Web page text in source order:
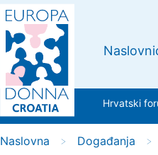
Hrvatski
Naslovna > Događanja >